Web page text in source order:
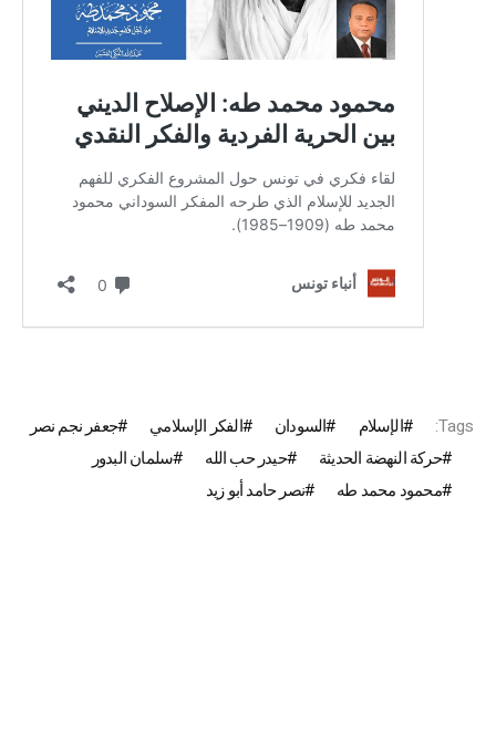
Tags: الإسلام السودان الفكر الإسلامي
جعفر نجم نصر
حركة النهضة الحديثة
حيدر حب الله
سلمان البدور
محمود محمد طه
نصر حامد أبو زيد